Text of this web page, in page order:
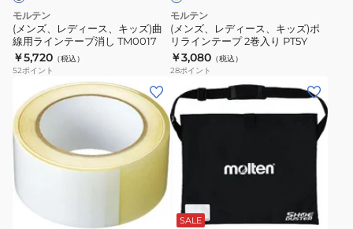
PT5R
ッ
ズ)
曲
線
ラ
イ
ン
プ
モルテン
(メンズ、レディース、キッズ)曲
線用ラインテープ消し TM0017
￥5,720 （税込）
52ポイント
ッ
ズ)
ポ
リ
イ
ン
テ
巻
モルテン
(メンズ、レディース、キッズ)ポ
リラインテープ 2巻入り PT5Y
￥3,080 （税込）
28ポイント
ン
ズ、
レ
デ
ィ
ー
SALE